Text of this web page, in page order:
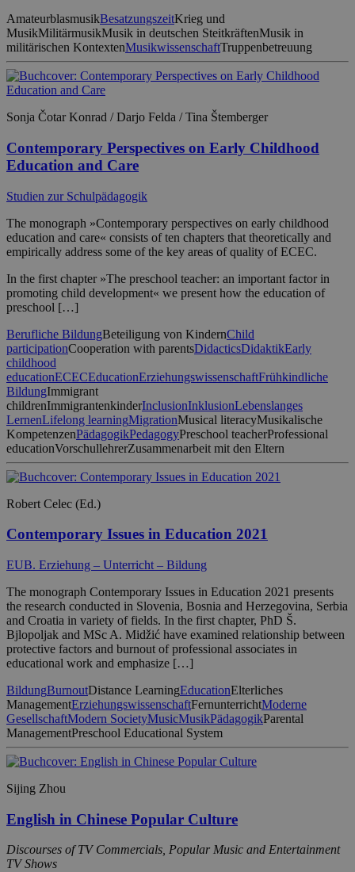
AmateurblasmusikBesatzungszeitKrieg und
MusikMilitärmusikMusik in deutschen SteitkräftenMusik in
militärischen KontextenMusikwissenschaftTruppenbetreuung
Sonja Čotar Konrad / Darjo Felda / Tina Štemberger
Contemporary Perspectives on Early Childhood
Education and Care
Studien zur Schulpädagogik
The monograph »Contemporary perspectives on early childhood
education and care« consists of ten chapters that theoretically and
empirically address some of the key areas of quality of ECEC.
In the first chapter »The preschool teacher: an important factor in
promoting child development« we present how the education of
preschool […]
Berufliche BildungBeteiligung von KindernChild
participationCooperation with parentsDidacticsDidaktikEarly
childhood
educationECECEducationErziehungswissenschaftFrühkindliche
BildungImmigrant
childrenImmigrantenkinderInclusionInklusionLebenslanges
LernenLifelong learningMigrationMusical literacyMusikalische
KompetenzenPädagogikPedagogyPreschool teacherProfessional
educationVorschullehrerZusammenarbeit mit den Eltern
Robert Celec (Ed.)
Contemporary Issues in Education 2021
EUB. Erziehung – Unterricht – Bildung
The monograph Contemporary Issues in Education 2021 presents
the research conducted in Slovenia, Bosnia and Herzegovina, Serbia
and Croatia in variety of fields. In the first chapter, PhD Š.
Bjlopoljak and MSc A. Midžić have examined relationship between
protective factors and burnout of professional associates in
educational work and emphasize […]
BildungBurnoutDistance LearningEducationElterliches
ManagementErziehungswissenschaftFernunterrichtModerne
GesellschaftModern SocietyMusicMusikPädagogikParental
ManagementPreschool Educational System
Sijing Zhou
English in Chinese Popular Culture
Discourses of TV Commercials, Popular Music and Entertainment
TV Shows